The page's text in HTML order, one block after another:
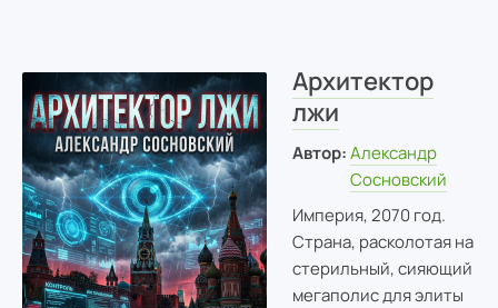
Архитектор
лжи
Автор: Александр
Сосновский
Империя, 2070 год.
Страна, расколотая на
стерильный, сияющий
мегаполис для элиты